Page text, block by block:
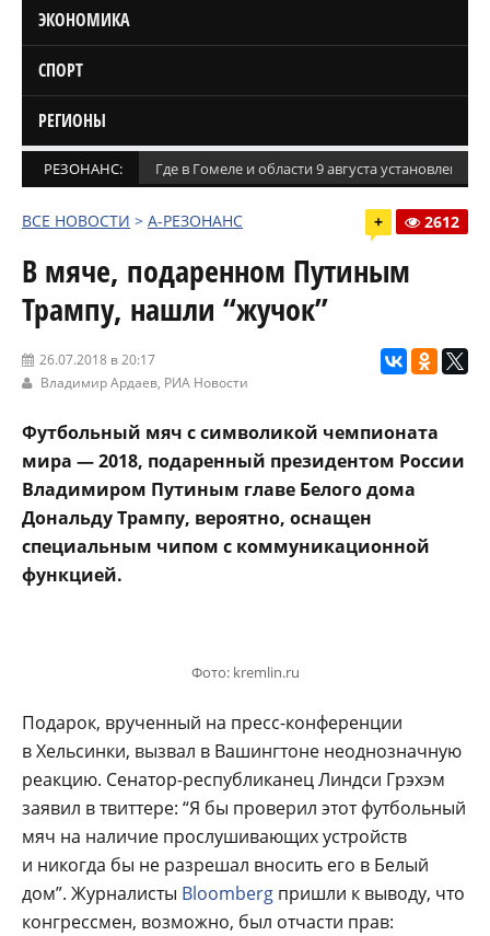
ЭКОНОМИКА
СПОРТ
РЕГИОНЫ
РЕЗОНАНС: Где в Гомеле и области 9 августа установлены
ВСЕ НОВОСТИ > А-РЕЗОНАНС + 2612
В мяче, подаренном Путиным
Трампу, нашли “жучок”
26.07.2018 в 20:17
Владимир Ардаев, РИА Новости
Футбольный мяч с символикой чемпионата
мира — 2018, подаренный президентом России
Владимиром Путиным главе Белого дома
Дональду Трампу, вероятно, оснащен
специальным чипом с коммуникационной
функцией.
Фото: kremlin.ru
Подарок, врученный на пресс-конференции
в Хельсинки, вызвал в Вашингтоне неоднозначную
реакцию. Сенатор-республиканец Линдси Грэхэм
заявил в твиттере: “Я бы проверил этот футбольный
мяч на наличие прослушивающих устройств
и никогда бы не разрешал вносить его в Белый
дом”. Журналисты Bloomberg пришли к выводу, что
конгрессмен, возможно, был отчасти прав: